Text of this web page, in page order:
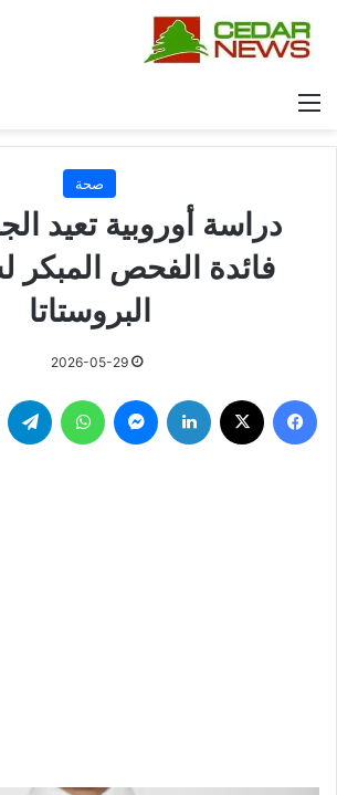
القائمة
صحة
دراسة أوروبية تعيد
فائدة الفحص
البروستاتا
2026-05-29
فيسبوك لينكدإن ماسنجر واتساب